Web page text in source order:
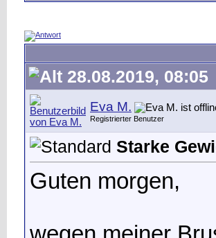
28.08.2019, 08:05
Eva M.
Registrierter Benutzer
Starke
Guten morgen,